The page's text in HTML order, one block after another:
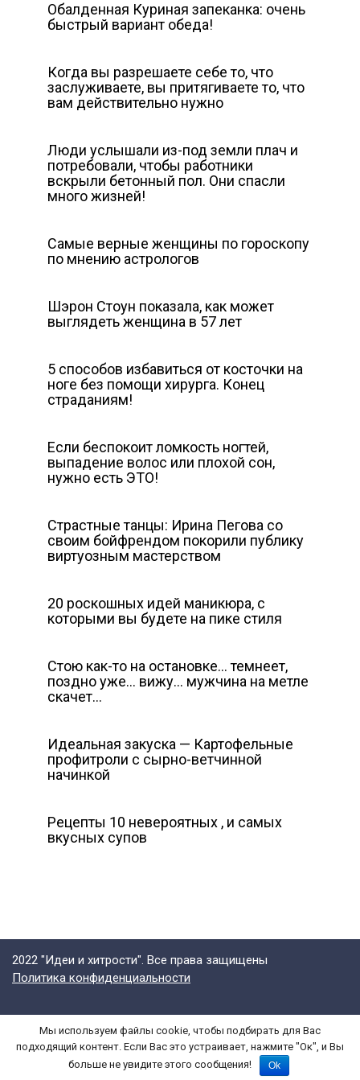
Обалденная Куриная запеканка: очень
быстрый вариант обеда!
Когда вы разрешаете себе то, что
заслуживаете, вы притягиваете то, что
вам действительно нужно
Люди услышали из-под земли плач и
потребовали, чтобы работники
вскрыли бетонный пол. Они спасли
много жизней!
Самые верные женщины по гороскопу
по мнению астрологов
Шэрон Стоун показала, как может
выглядеть женщина в 57 лет
5 способов избавиться от косточки на
ноге без помощи хирурга. Конец
страданиям!
Если беспокоит ломкость ногтей,
выпадение волос или плохой сон,
нужно есть ЭТО!
Страстные танцы: Ирина Пегова со
своим бойфрендом покорили публику
виртуозным мастерством
20 роскошных идей маникюра, с
которыми вы будете на пике стиля
Стою как-то на остановке… темнеет,
поздно уже… вижу… мужчина на метле
скачет…
Идеальная закуска — Картофельные
профитроли с сырно-ветчинной
начинкой
Рецепты 10 невероятных , и самых
вкусных супов
2022 "Идеи и хитрости". Все права защищены
Политика конфиденциальности
Все права на текст и графические изображения принадлежат их
авторам. Копирование статьи с этого сайта или ее части возможно
только при указании открытой для индексирования ссылка на данную
Мы используем файлы cookie, чтобы подбирать для Вас
подходящий контент. Если Вас это устраивает, нажмите "Ок", и Вы
больше не увидите этого сообщения!
Ok